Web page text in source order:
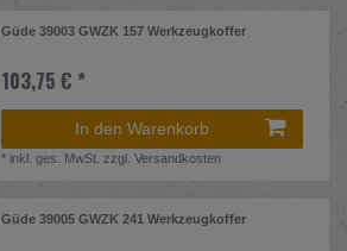
Güde 39003 GWZK 157 Werkzeugkoffer
103,75 € *
In den Warenkorb
* inkl. ges. MwSt. zzgl.Versandkosten
Güde 39005 GWZK 241 Werkzeugkoffer